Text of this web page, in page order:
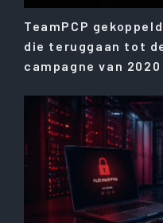
TeamPCP
die teruggaan tot
campagne van